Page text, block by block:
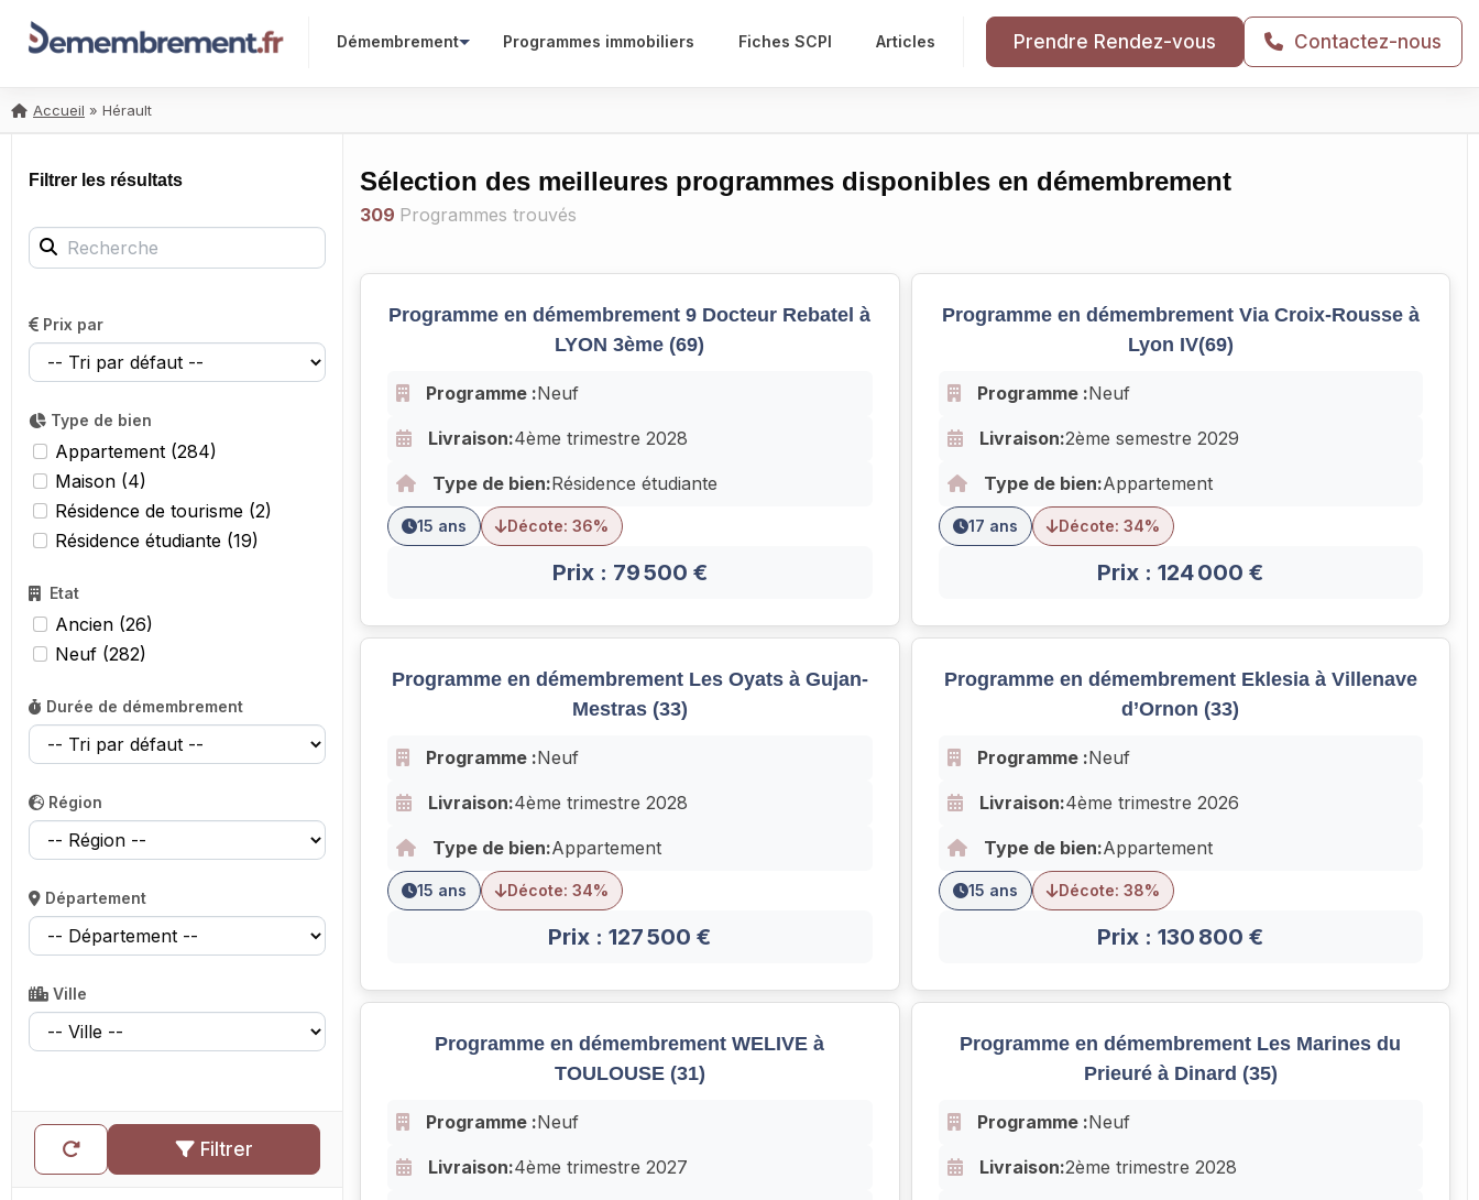
Démembrement Programmes immobiliers Fiches SCPI Articles Prendre Rendez-vous Contactez-nous
Accueil » Hérault
Filtrer les résultats
Recherche
Prix par
Type de bien
Appartement (284)
Maison (4)
Résidence de tourisme (2)
Résidence étudiante (19)
Etat
Ancien (26)
Neuf (282)
Durée de démembrement
Région
Département
Ville
Filtrer
Sélection des meilleures programmes disponibles en démembrement
309 Programmes trouvés
Programme en démembrement 9 Docteur Rebatel à
LYON 3ème (69)
Programme :Neuf
Livraison:4ème trimestre 2028
Type de bien:Résidence étudiante
15 ans Décote: 36%
Prix : 79 500 €
Programme en démembrement Via Croix-Rousse à
Lyon IV(69)
Programme :Neuf
Livraison:2ème semestre 2029
Type de bien:Appartement
17 ans Décote: 34%
Prix : 124 000 €
Programme en démembrement Les Oyats à Gujan-
Mestras (33)
Programme :Neuf
Livraison:4ème trimestre 2028
Type de bien:Appartement
15 ans Décote: 34%
Prix : 127 500 €
Programme en démembrement Eklesia à Villenave
d’Ornon (33)
Programme :Neuf
Livraison:4ème trimestre 2026
Type de bien:Appartement
15 ans Décote: 38%
Prix : 130 800 €
Programme en démembrement WELIVE à
TOULOUSE (31)
Programme :Neuf
Livraison:4ème trimestre 2027
Programme en démembrement Les Marines du
Prieuré à Dinard (35)
Programme :Neuf
Livraison:2ème trimestre 2028